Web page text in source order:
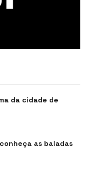
da cidade de
as baladas